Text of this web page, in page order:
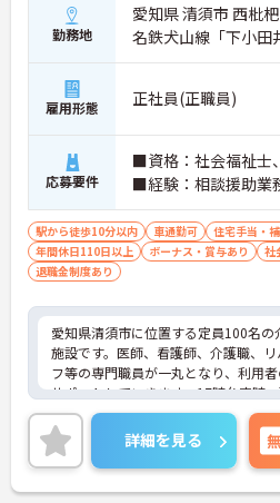
勤務地
愛知県 清須市 西枇
名鉄犬山線「下小田
雇用形態 正社員(正職員)
応募要件
■資格：社会福祉士
■経験：相談援助業
駅から徒歩10分以内 車通勤可 住宅手当・
年間休日110日以上
ボーナス・賞与あり 社
退職金制度あり
愛知県清須市に位置する定員100名の
施設です。医師、看護師、介護職、リ
フ等の専門職員が一丸となり、利用
サポートしていきます。17時台定時
く、メリハリのある勤務も叶います
給実績があり、モチベーションにもつ
ご興味のある方には、面接対策ポイ
に詳細をお話しいたしますのでお気
さい！
詳細を見る